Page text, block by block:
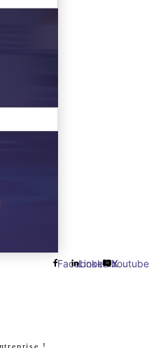
Facebook
Linkedin
X
Youtube